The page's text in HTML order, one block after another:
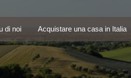
Su di noi Acquistare una casa in Italia
di noi Acquistare una casa in Italia